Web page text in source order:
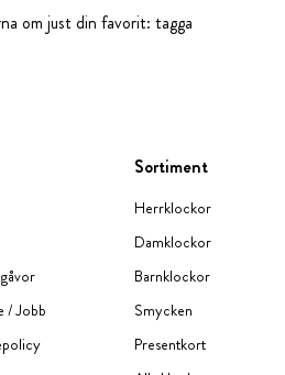
om just din favorit: tagga
/ Jobb
Sortiment
Herrklockor
Damklockor
Barnklockor
Smycken
Presentkort